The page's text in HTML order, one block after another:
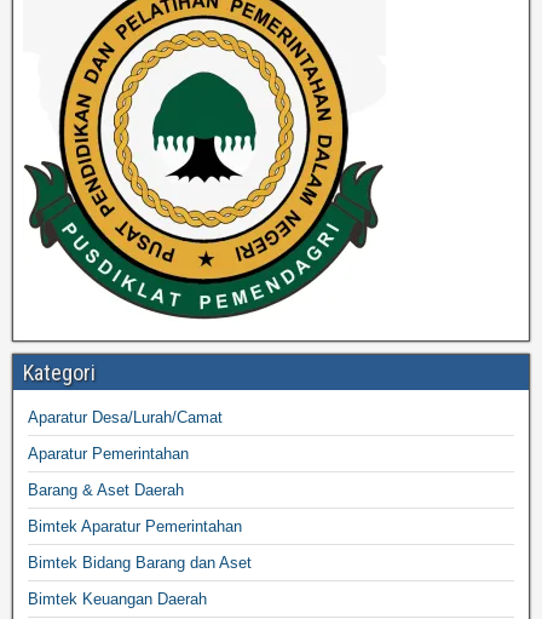
Kategori
Aparatur Desa/Lurah/Camat
Aparatur Pemerintahan
Barang & Aset Daerah
Bimtek Aparatur Pemerintahan
Bimtek Bidang Barang dan Aset
Bimtek Keuangan Daerah